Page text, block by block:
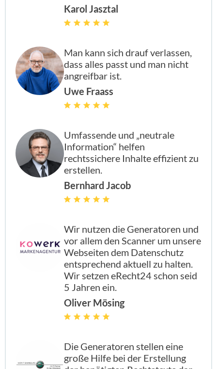
Karol Jasztal
Man kann sich drauf verlassen,
dass alles passt und man nicht
angreifbar ist.
Uwe Fraass
Umfassende und „neutrale
Information“ helfen
rechtssichere Inhalte effizient zu
erstellen.
Bernhard Jacob
Wir nutzen die Generatoren und
vor allem den Scanner um unsere
Webseiten dem Datenschutz
entsprechend aktuell zu halten.
Wir setzen eRecht24 schon seid
5 Jahren ein.
Oliver Mösing
Die Generatoren stellen eine
große Hilfe bei der Erstellung
enthalten enthalten
enthalten enthalten
enthalten